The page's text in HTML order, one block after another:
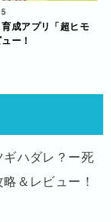
成アプリ「超ヒモ
ー！
ハダレ？ー死
＆レビュー！